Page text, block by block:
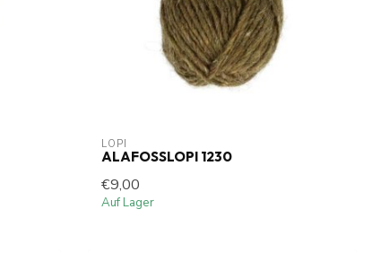
LOPI
ALAFOSSLOPI 1230
€9,00
Auf Lager